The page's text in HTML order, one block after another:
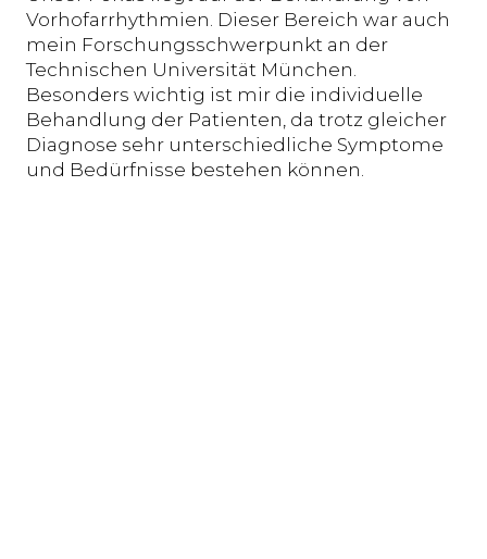
Vorhofarrhythmien. Dieser Bereich war auch
mein Forschungsschwerpunkt an der
Technischen Universität München.
Besonders wichtig ist mir die individuelle
Behandlung der Patienten, da trotz gleicher
Diagnose sehr unterschiedliche Symptome
und Bedürfnisse bestehen können.